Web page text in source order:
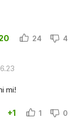
24 4
mi!
+1 1 0